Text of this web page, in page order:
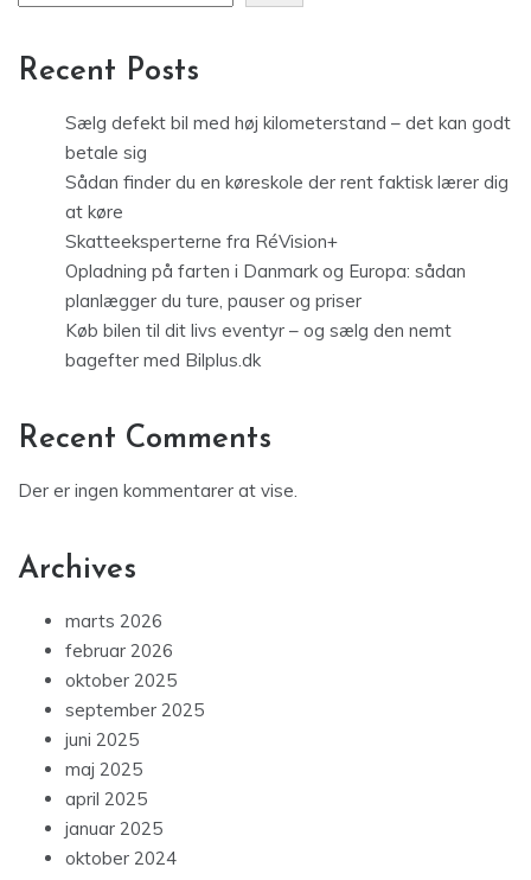
Recent Posts
Sælg defekt bil med høj kilometerstand – det kan godt
betale sig
Sådan finder du en køreskole der rent faktisk lærer dig
at køre
Skatteeksperterne fra RéVision+
Opladning på farten i Danmark og Europa: sådan
planlægger du ture, pauser og priser
Køb bilen til dit livs eventyr – og sælg den nemt
bagefter med Bilplus.dk
Recent Comments
Der er ingen kommentarer at vise.
Archives
marts 2026
februar 2026
oktober 2025
september 2025
juni 2025
maj 2025
april 2025
januar 2025
oktober 2024